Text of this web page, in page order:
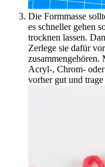
Die Formmasse
es schneller gehen
trocknen lassen.
Zerlege sie dafür
zusammengehören.
Acryl-, Chrom-
vorher gut und